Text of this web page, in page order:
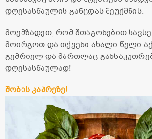
დღესასწაულის განცდას შეუქმნის.
მოემზადეთ, რომ შთაგონებით სავსე
მოირგოთ და თქვენი ახალი წელი
გემრიელ და მართლაც
დღესასწაულად!
შობის კაპრეზე!